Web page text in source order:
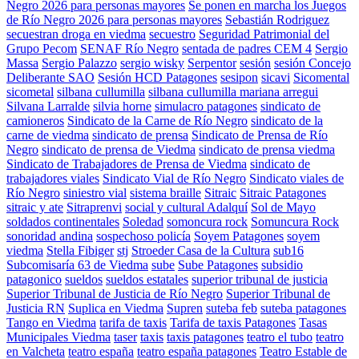
Negro 2026 para personas mayores Se ponen en marcha los Juegos
de Río Negro 2026 para personas mayores Sebastián Rodriguez
secuestran droga en viedma secuestro Seguridad Patrimonial del
Grupo Pecom SENAF Río Negro sentada de padres CEM 4 Sergio
Massa Sergio Palazzo sergio wisky Serpentor sesión sesión Concejo
Deliberante SAO Sesión HCD Patagones sesipon sicavi Sicomental
sicometal silbana cullumilla silbana cullumilla mariana arregui
Silvana Larralde silvia horne simulacro patagones sindicato de
camioneros Sindicato de la Carne de Río Negro sindicato de la
carne de viedma sindicato de prensa Sindicato de Prensa de Río
Negro sindicato de prensa de Viedma sindicato de prensa viedma
Sindicato de Trabajadores de Prensa de Viedma sindicato de
trabajadores viales Sindicato Vial de Río Negro Sindicato viales de
Río Negro siniestro vial sistema braille Sitraic Sitraic Patagones
sitraic y ate Sitraprenvi social y cultural Adalquí Sol de Mayo
soldados continentales Soledad somoncura rock Somuncura Rock
sonoridad andina sospechoso policía Soyem Patagones soyem
viedma Stella Fibiger stj Stroeder Casa de la Cultura sub16
Subcomisaría 63 de Viedma sube Sube Patagones subsidio
patagonico sueldos sueldos estatales superior tribunal de justicia
Superior Tribunal de Justicia de Río Negro Superior Tribunal de
Justicia RN Suplica en Viedma Supren suteba feb suteba patagones
Tango en Viedma tarifa de taxis Tarifa de taxis Patagones Tasas
Municipales Viedma taser taxis taxis patagones teatro el tubo teatro
en Valcheta teatro españa teatro españa patagones Teatro Estable de